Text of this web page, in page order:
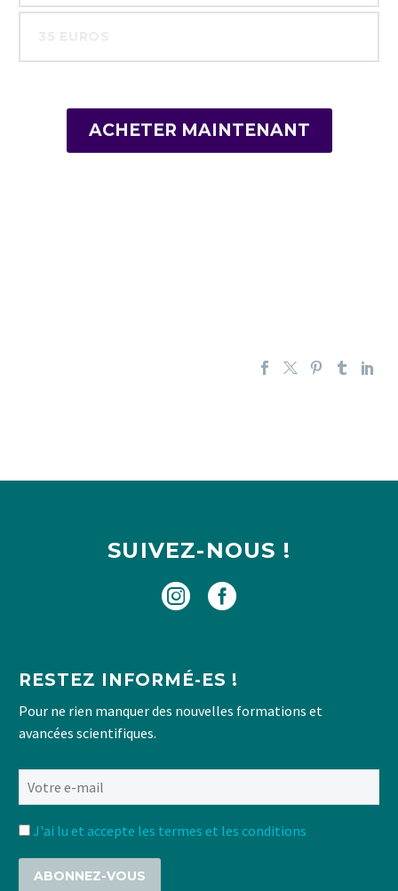
ACHETER MAINTENANT
SUIVEZ-NOUS !
RESTEZ INFORMÉ-ES !
Pour ne rien manquer des nouvelles formations et
avancées scientifiques.
J'ai lu et accepte les termes et les conditions